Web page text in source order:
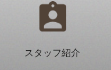
スタッフ紹介